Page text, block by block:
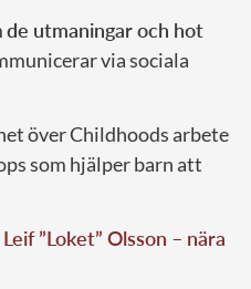
de utmaningar och hot
via sociala
över Childhoods arbete
som hjälper barn att
”Loket” Olsson – nära